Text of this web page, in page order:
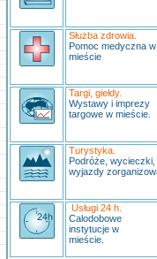
Służba zdrowia.
Pomoc medyczna
mieście
Targi, giełdy.
Wystawy i imprezy
targowe w mieście.
Turystyka.
Podróże, wycieczki,
wyjazdy
Usługi 24 h.
Calodobowe
instytucje w
mieście.